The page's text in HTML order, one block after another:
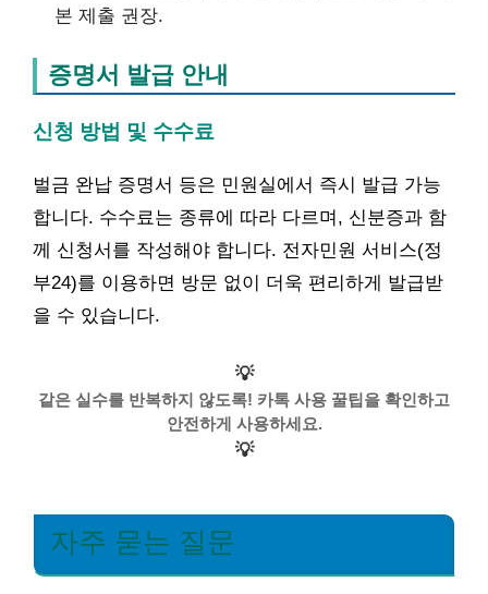
본 제출 권장.
증명서 발급 안내
신청 방법 및 수수료
벌금 완납 증명서 등은 민원실에서 즉시 발급 가능
합니다. 수수료는 종류에 따라 다르며, 신분증과 함
께 신청서를 작성해야 합니다. 전자민원 서비스(정
부24)를 이용하면 방문 없이 더욱 편리하게 발급받
을 수 있습니다.
💡
같은 실수를 반복하지 않도록! 카톡 사용 꿀팁을 확인하고
안전하게 사용하세요.
💡
자주 묻는 질문